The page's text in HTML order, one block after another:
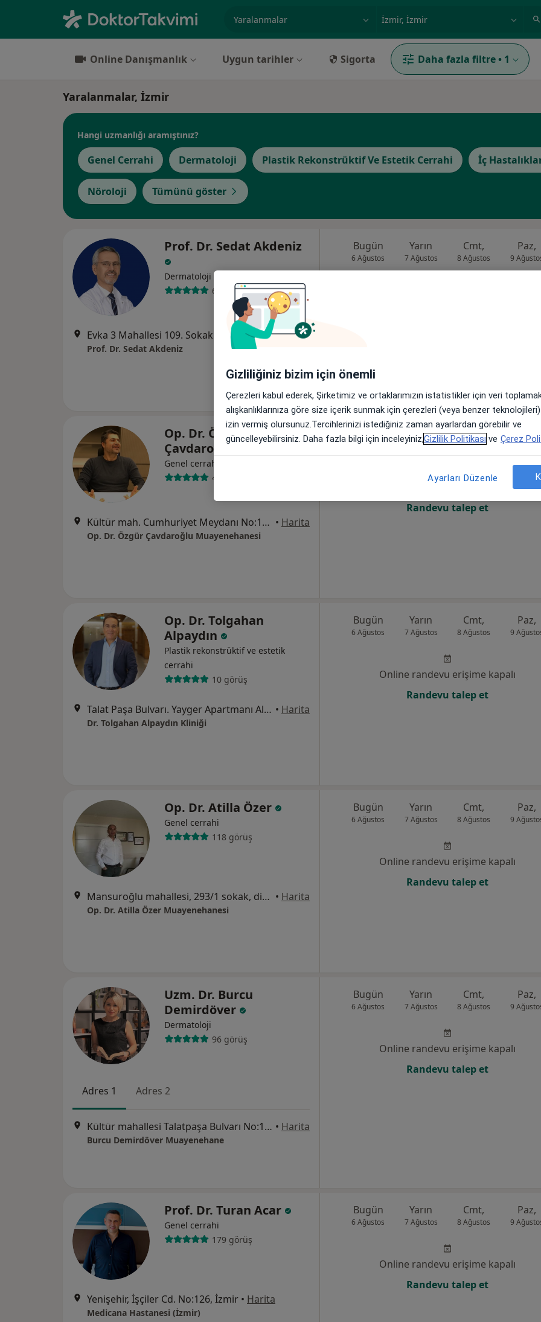
Uzmanlık, ilgi alanı ve hastalık, isimörnek: İstanbul
Online Danışmanlık Uygun tarihler Sigorta Daha fazla filtre • 1
Yaralanmalar, İzmir
Hangi uzmanlığı aramıştınız?
Genel Cerrahi Dermatoloji Plastik Rekonstrüktif Ve Estetik Cerrahi İç
Nöroloji Tümünü göster
Prof. Dr. Sedat Akdeniz
Dermatoloji
62 görüş
Evka 3 Mahallesi 109. Sokak No:8/1, Bornova •Harita
Prof. Dr. Sedat Akdeniz
Bugün
6 Ağustos
Yarın
7 Ağustos
Cmt,
8 Ağustos
Paz,
9
Op. Dr. Özgür
Çavdaroğlu
Genel cerrahi
42 görüş
Kültür mah. Cumhuriyet Meydanı No:12 Kat: 9 Daire: 91, İzmir • Harita
Op. Dr. Özgür Çavdaroğlu Muayenehanesi
Bugün
6 Ağustos
Yarın
7 Ağustos
Cmt,
8 Ağustos
Paz,
9
Online randevu erişime kapalı
Randevu talep et
Op. Dr. Tolgahan
Alpaydın
Plastik rekonstrüktif ve estetik
cerrahi
10 görüş
Talat Paşa Bulvarı. Yayger Apartmanı Alsancak, Konak • Harita
Dr. Tolgahan Alpaydın Kliniği
Bugün
6 Ağustos
Yarın
7 Ağustos
Cmt,
8 Ağustos
Paz,
9
Online randevu erişime kapalı
Randevu talep et
Op. Dr. Atilla Özer
Genel cerrahi
118 görüş
Mansuroğlu mahallesi, 293/1 sokak, diva plaza, no :10 , iç kapı no:12, Bayraklı • Harita
Op. Dr. Atilla Özer Muayenehanesi
Bugün
6 Ağustos
Yarın
7 Ağustos
Cmt,
8 Ağustos
Paz,
9
Online randevu erişime kapalı
Randevu talep et
Uzm. Dr. Burcu
Demirdöver
Dermatoloji
96 görüş
Adres 1 Adres 2
Kültür mahallesi Talatpaşa Bulvarı No:14 Daire 4 Sevsay apartmanı, İzmir • Harita
Burcu Demirdöver Muayenehane
Bugün
6 Ağustos
Yarın
7 Ağustos
Cmt,
8 Ağustos
Paz,
9
Online randevu erişime kapalı
Randevu talep et
Prof. Dr. Turan Acar
Genel cerrahi
179 görüş
Yenişehir, İşçiler Cd. No:126, İzmir • Harita
Medicana Hastanesi (İzmir)
Bugün
6 Ağustos
Yarın
7 Ağustos
Cmt,
8 Ağustos
Paz,
9
Online randevu erişime kapalı
Randevu talep et
Gizliliğiniz bizim için önemli
Çerezleri kabul ederek, Şirketimiz ve ortaklarımızın istatistikler için veri
alışkanlıklarınıza göre size içerik sunmak için çerezleri (veya benzer
izin vermiş olursunuz.Tercihlerinizi istediğiniz zaman ayarlardan görebilir ve
güncelleyebilirsiniz. Daha fazla bilgi için inceleyiniz,Gizlilik Politikası ve Çerez
Ayarları Düzenle